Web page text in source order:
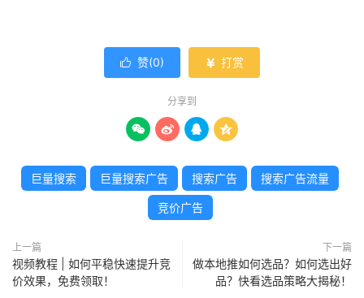
 赞(0)  打赏
分享到
   
巨量搜索 巨量搜索广告 搜索广告 搜索广告流量
竞价广告
上一篇
视频教程 | 如何平稳快速提升竞
价效果，免费领取！
下一篇
做本地推如何选品？如何选出好
品？快看选品策略大揭秘！